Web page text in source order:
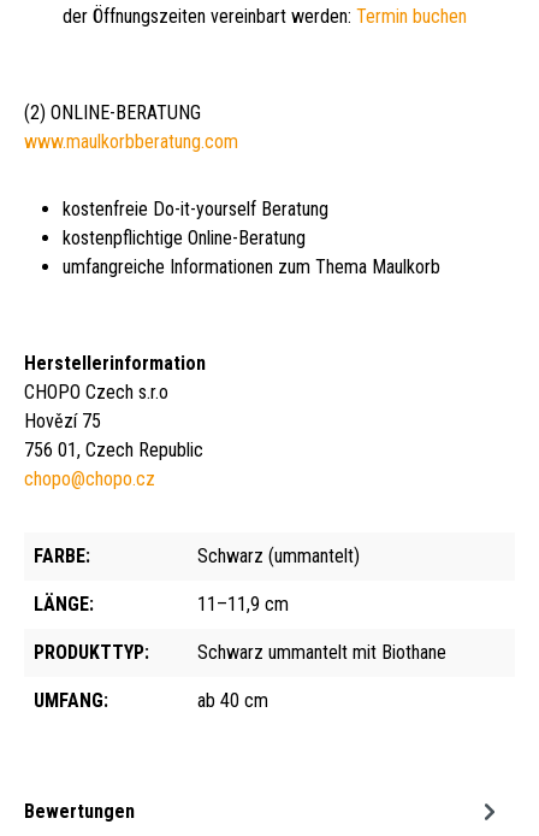
der Öffnungszeiten vereinbart werden: Termin buchen
(2) ONLINE-BERATUNG
www.maulkorbberatung.com
kostenfreie Do-it-yourself Beratung
kostenpflichtige Online-Beratung
umfangreiche Informationen zum Thema Maulkorb
Herstellerinformation
CHOPO Czech s.r.o
Hovězí 75
756 01, Czech Republic
chopo@chopo.cz
FARBE: Schwarz (ummantelt)
LÄNGE: 11–11,9 cm
PRODUKTTYP: Schwarz ummantelt mit Biothane
UMFANG: ab 40 cm
Bewertungen